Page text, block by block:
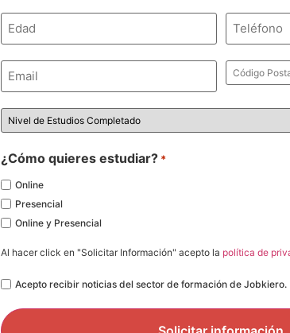
Número Teléfono
Email
Código
Postal
Nivel
de
¿Cómo quieres estudiar? *
Online
Presencial
Online y Presencial
Al hacer click en "Solicitar Información" acepto la política de
LegalAcepto recibir noticias del sector de formación de Jobkiero.